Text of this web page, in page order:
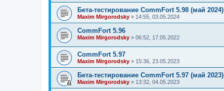
Бета-тестирование CommFort 5.98 (май 2024)
Maxim Mirgorodsky » 14:55, 03.05.2024
CommFort 5.96
Maxim Mirgorodsky » 06:52, 17.05.2022
CommFort 5.97
Maxim Mirgorodsky » 15:36, 23.05.2023
Бета-тестирование CommFort 5.97 (май 2023)
Maxim Mirgorodsky » 13:32, 04.05.2023